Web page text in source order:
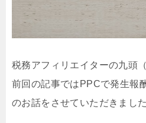
税務アフィリエイターの九頭
前回の記事ではPPCで発生報
のお話をさせていただきました